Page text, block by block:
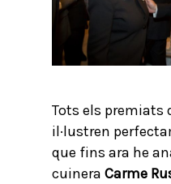
Tots els premiats
il·lustren
que fins ara he
cuinera Carme